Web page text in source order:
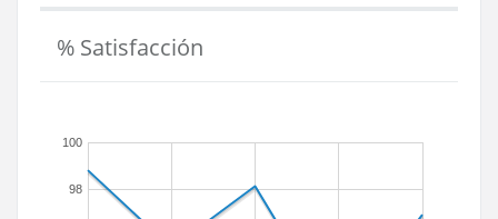
% Satisfacción
98
100